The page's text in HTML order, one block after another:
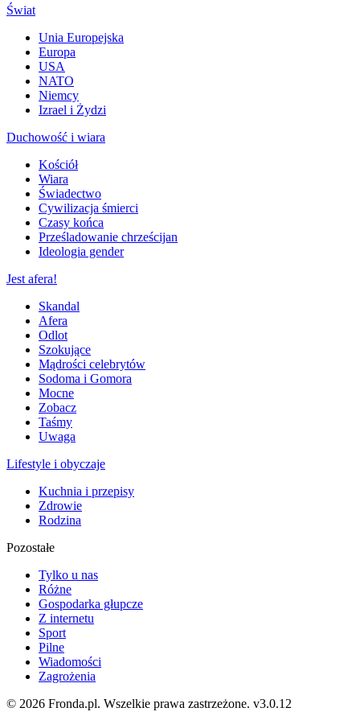
Świat
Unia Europejska
Europa
USA
NATO
Niemcy
Izrael i Żydzi
Duchowość i wiara
Kościół
Wiara
Świadectwo
Cywilizacja śmierci
Czasy końca
Prześladowanie chrześcijan
Ideologia gender
Jest afera!
Skandal
Afera
Odlot
Szokujące
Mądrości celebrytów
Sodoma i Gomora
Mocne
Zobacz
Taśmy
Uwaga
Lifestyle i obyczaje
Kuchnia i przepisy
Zdrowie
Rodzina
Pozostałe
Tylko u nas
Różne
Gospodarka głupcze
Z internetu
Sport
Pilne
Wiadomości
Zagrożenia
© 2026 Fronda.pl. Wszelkie prawa zastrzeżone. v3.0.12